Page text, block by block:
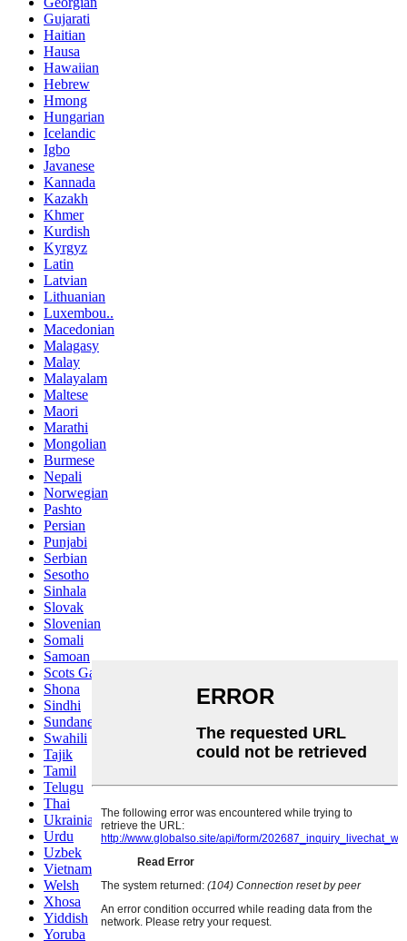
Gujarati
Haitian
Hausa
Hawaiian
Hebrew
Hmong
Hungarian
Icelandic
Igbo
Javanese
Kannada
Kazakh
Khmer
Kurdish
Kyrgyz
Latin
Latvian
Lithuanian
Luxembou..
Macedonian
Malagasy
Malay
Malayalam
Maltese
Maori
Marathi
Mongolian
Burmese
Nepali
Norwegian
Pashto
Persian
Punjabi
Serbian
Sesotho
Sinhala
Slovak
Slovenian
Somali
Samoan
Scots Gaelic
Shona
Sindhi
Sundanese
Swahili
Tajik
Tamil
Telugu
Thai
Ukrainian
Urdu
Uzbek
Vietnamese
Welsh
Xhosa
Yiddish
Yoruba